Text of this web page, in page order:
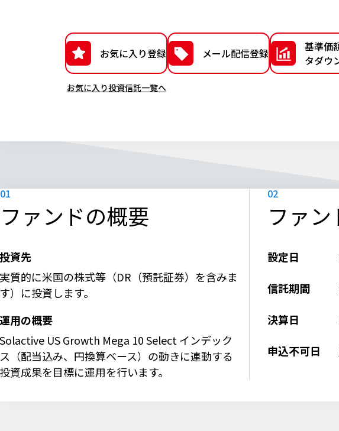
お気に入り登録
お気に入り投資信託一覧へ
メール配信登録
基準価
タダウ
ファンドの概要
投資先
実質的に米国の株式等（DR（預託証券）を含みま
す）に投資します。
運用の概要
Solactive US Growth Mega 10 Select インデック
ス（配当込み、円換算ベース）の動きに連動する
投資成果を目標に運用を行います。
ファ
設定日
信託期間
決算日
申込不可日